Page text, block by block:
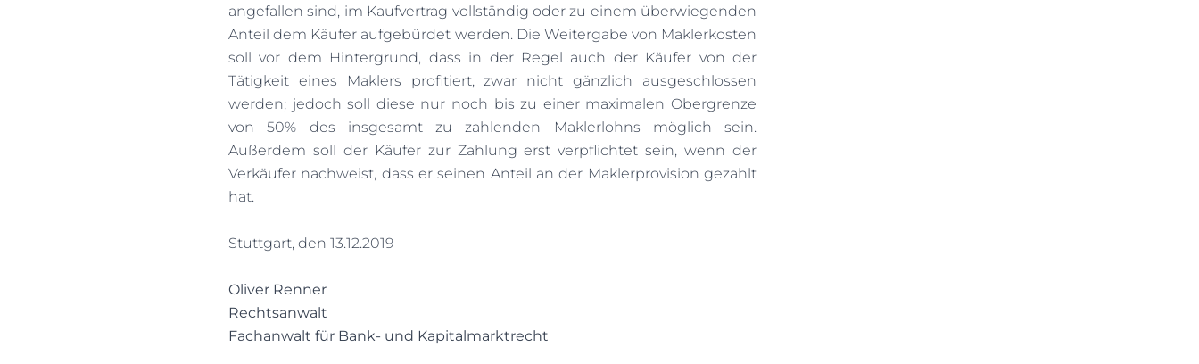
angefallen sind, im Kaufvertrag vollständig oder zu einem überwiegenden
Anteil dem Käufer aufgebürdet werden. Die Weitergabe von Maklerkosten
soll vor dem Hintergrund, dass in der Regel auch der Käufer von der
Tätigkeit eines Maklers profitiert, zwar nicht gänzlich ausgeschlossen
werden; jedoch soll diese nur noch bis zu einer maximalen Obergrenze
von 50% des insgesamt zu zahlenden Maklerlohns möglich sein.
Außerdem soll der Käufer zur Zahlung erst verpflichtet sein, wenn der
Verkäufer nachweist, dass er seinen Anteil an der Maklerprovision gezahlt
hat.
Stuttgart, den 13.12.2019
Oliver Renner
Rechtsanwalt
Fachanwalt für Bank- und Kapitalmarktrecht